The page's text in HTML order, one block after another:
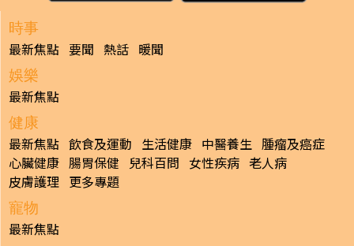
時事
最新焦點 要聞 熱話 暖聞
娛樂
最新焦點
健康
最新焦點 飲食及運動 生活健康 中醫養生 腫瘤及癌症
心臟健康 腸胃保健 兒科百問 女性疾病 老人病
皮膚護理 更多專題
寵物
最新焦點